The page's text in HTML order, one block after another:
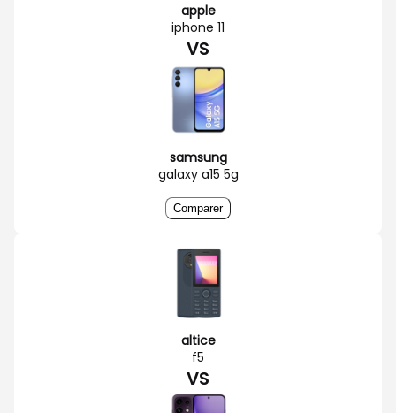
apple
iphone 11
VS
samsung
galaxy a15 5g
Comparer
altice
f5
VS